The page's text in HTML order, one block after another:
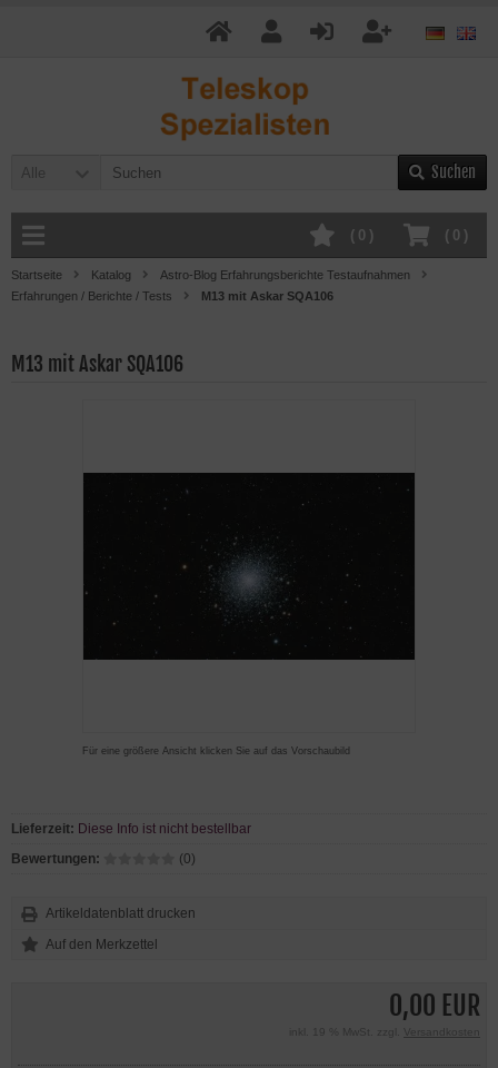
Alle Suchen
( 0 )
( 0 )
Startseite Katalog
Astro-Blog Erfahrungsberichte Testaufnahmen
Erfahrungen / Berichte / Tests
M13 mit Askar SQA106
M13 mit Askar SQA106
Für eine größere Ansicht klicken Sie auf das Vorschaubild
0,00 EUR
inkl. 19 % MwSt. zzgl. Versandkosten
Lieferzeit: Diese Info ist nicht bestellbar
Bewertungen:
(0)
Artikeldatenblatt drucken